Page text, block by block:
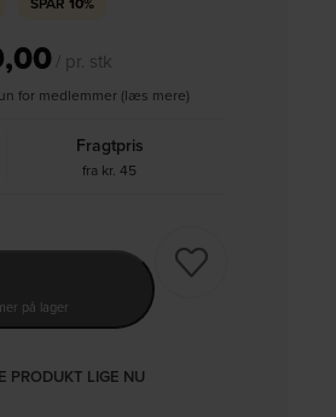
/ pr. stk
for medlemmer (læs mere)
Fragtpris
fra kr. 45
på lager
PRODUKT LIGE NU